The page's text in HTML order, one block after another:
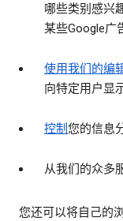
哪些类别感兴
某些Google广
使用我们的编
向特定用户显
控制您的信息
从我们的众多
您还可以将自己的